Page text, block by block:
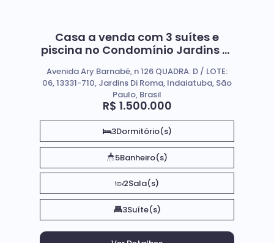
Casa a venda com 3 suítes e
piscina no Condomínio Jardins Di
R$ 1.500.000
Avenida Ary Barnabé, n 126 QUADRA: D / LOTE:
06, 13331-710, Jardins Di Roma, Indaiatuba, São
Paulo, Brasil
3Dormitório(s)
5Banheiro(s)
2Sala(s)
3Suíte(s)